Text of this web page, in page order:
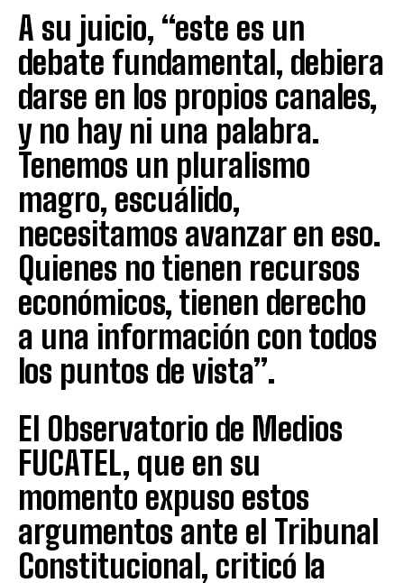
A su juicio, “este es un
debate fundamental, debiera
darse en los propios canales,
y no hay ni una palabra.
Tenemos un pluralismo
magro, escuálido,
necesitamos avanzar en eso.
Quienes no tienen recursos
económicos, tienen derecho
a una información con todos
los puntos de vista”.
El Observatorio de Medios
FUCATEL, que en su
momento expuso estos
argumentos ante el Tribunal
Constitucional, criticó la